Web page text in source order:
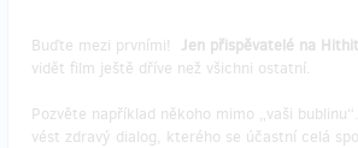
Buďte mezi prvními! Jen přispěvatelé na
vidět film ještě dříve než všichni ostatní.
Pozvěte například někoho mimo „vaši
vést zdravý dialog, kterého se účastní celá